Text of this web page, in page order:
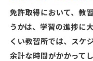
免許取得において、教
うかは、学習の進捗に
くい教習所では、スケ
余計な時間がかかって